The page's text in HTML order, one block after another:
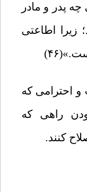
پدر و مادر
زیرا اطاعتی
و احترامی که
راهی که
کنند.